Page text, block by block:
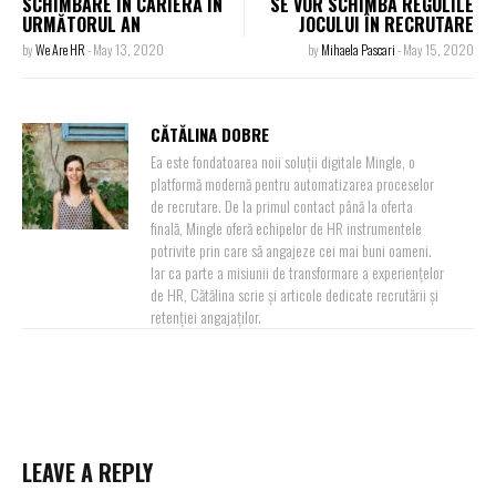
URMĂTORUL AN
byWe Are HR-May 13, 2020
JOCULUI ÎN RECRUTARE
byMihaela Pascari-May 15, 2020
CĂTĂLINA DOBRE
Ea este fondatoarea noii soluții digitale Mingle, o
platformă modernă pentru automatizarea proceselor
de recrutare. De la primul contact până la oferta
finală, Mingle oferă echipelor de HR instrumentele
potrivite prin care să angajeze cei mai buni oameni.
Iar ca parte a misiunii de transformare a experiențelor
de HR, Cătălina scrie și articole dedicate recrutării și
retenției angajaților.
LEAVE A REPLY